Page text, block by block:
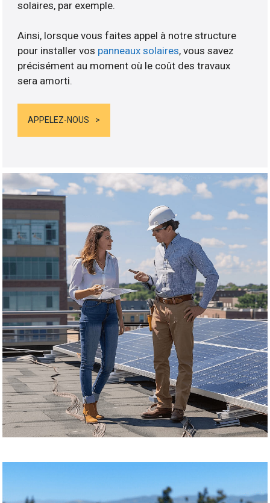
solaires, par exemple.
Ainsi, lorsque vous faites appel à notre structure
pour installer vos panneaux solaires, vous savez
précisément au moment où le coût des travaux
sera amorti.
APPELEZ-NOUS